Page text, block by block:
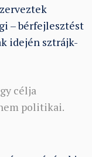
– bérfejlesztést
idején sztrájk-
célja
politikai.